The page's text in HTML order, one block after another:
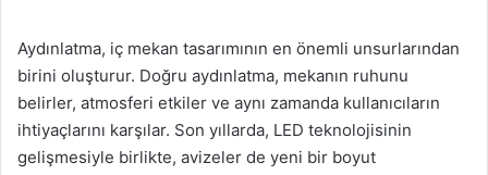
Aydınlatma, iç mekan tasarımının en önemli unsurlarından
birini oluşturur. Doğru aydınlatma, mekanın ruhunu
belirler, atmosferi etkiler ve aynı zamanda kullanıcıların
ihtiyaçlarını karşılar. Son yıllarda, LED teknolojisinin
gelişmesiyle birlikte, avizeler de yeni bir boyut